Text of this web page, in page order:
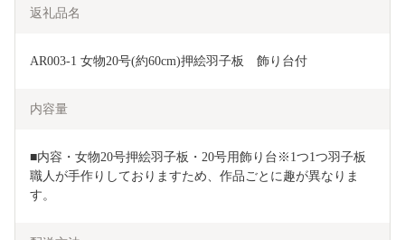
返礼品名
AR003-1 女物20号(約60cm)押絵羽子板　飾り台付
内容量
■内容・女物20号押絵羽子板・20号用飾り台※1つ1つ羽子板
職人が手作りしておりますため、作品ごとに趣が異なりま
す。